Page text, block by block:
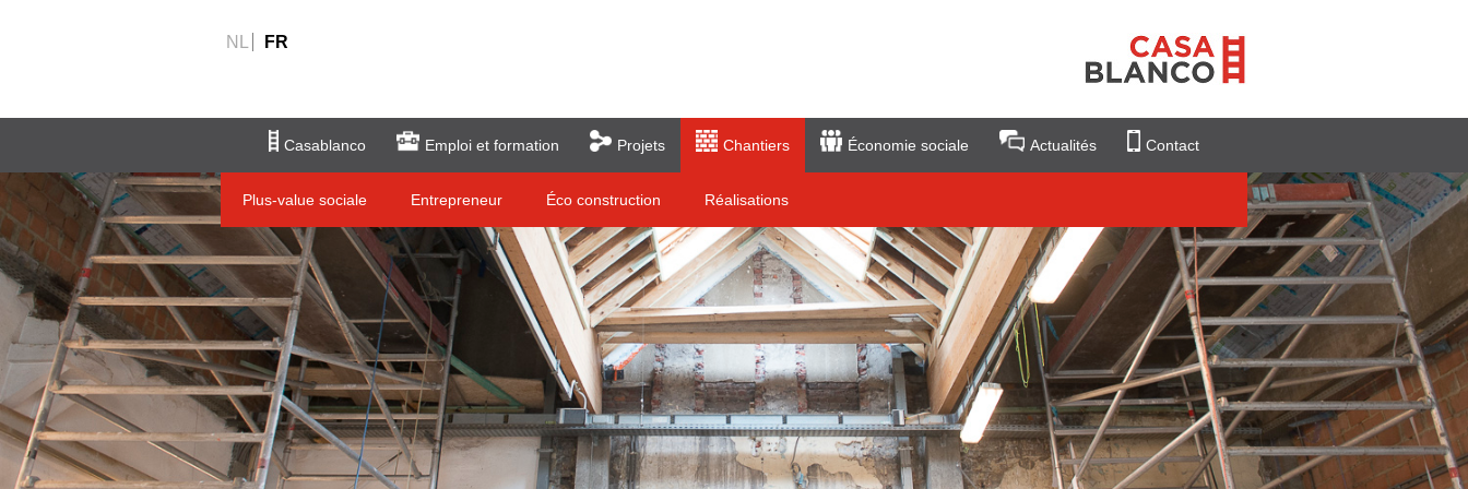
NL FR
Casablanco Emploi et formation Projets Chantiers
Plus-value sociale Entrepreneur Éco construction Réalisations
Économie sociale Actualités Contact